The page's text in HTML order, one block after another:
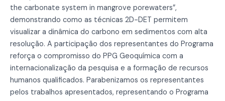
the carbonate system in mangrove porewaters”,
demonstrando como as técnicas 2D-DET permitem
visualizar a dinâmica do carbono em sedimentos com alta
resolução. A participação dos representantes do Programa
reforça o compromisso do PPG Geoquímica com a
internacionalização da pesquisa e a formação de recursos
humanos qualificados. Parabenizamos os representantes
pelos trabalhos apresentados, representando o Programa